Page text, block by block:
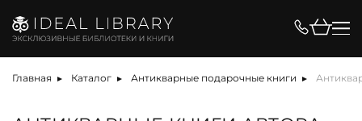
Главная Каталог Антикварные подарочные книги
Цена, ₽